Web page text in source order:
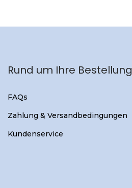
Rund um Ihre Bestellung
FAQs
Zahlung & Versandbedingungen
Kundenservice